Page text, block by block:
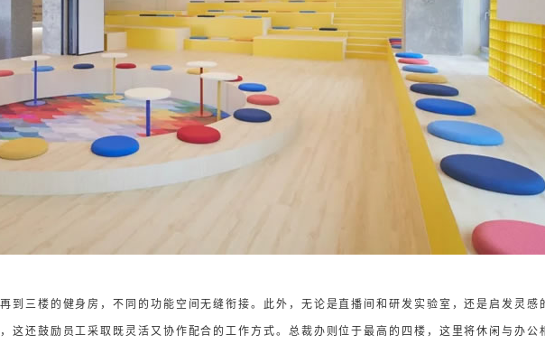
到三楼的健身房，不同的功能空间无缝衔接。此外，无论是直播间和研发实验室，还是启发灵感
这还鼓励员工采取既灵活又协作配合的工作方式。总裁办则位于最高的四楼，这里将休闲与办公